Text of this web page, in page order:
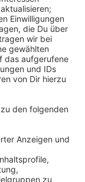
weniger
groß. Zum
Dabei
Die
statt.